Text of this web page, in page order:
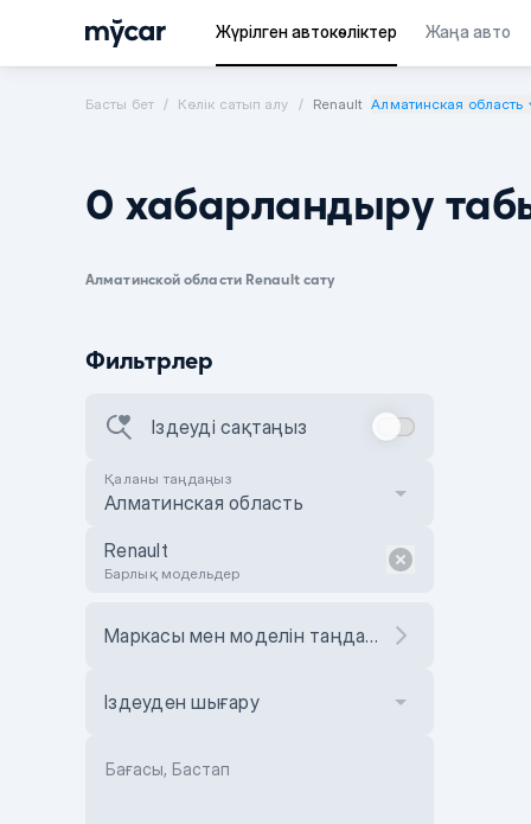
Жүрілген автокөліктер Жаңа авто
Басты бет Көлік сатып алу Renault Алматинская область
0 хабарландыру
Алматинской области Renault сату
Фильтрлер
Іздеуді сақтаңыз
Қаланы таңдаңыз
Алматинская область
Renault
Барлық модельдер
Маркасы мен моделін таңдаңыз
Іздеуден шығару
Бағасы, Бастап